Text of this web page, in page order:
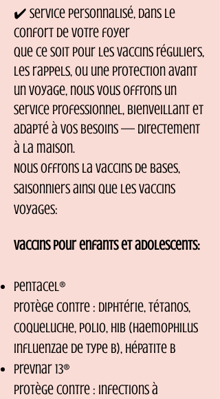
✔️ Service personnalisé, dans le
confort de votre foyer
Que ce soit pour les vaccins réguliers,
les rappels, ou une protection avant
un voyage, nous vous offrons un
service professionnel, bienveillant et
adapté à vos besoins — directement
à la maison.
Nous offrons la vaccins de bases,
saisonniers ainsi que les vaccins
voyages:
Vaccins pour enfants et adolescents:
Pentacel®
Protège contre : Diphtérie, Tétanos,
Coqueluche, Polio, Hib (Haemophilus
influenzae de type B), Hépatite B
Prevnar 13®
Protège contre : Infections à